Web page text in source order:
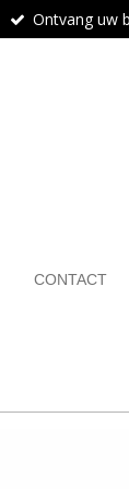
Ontvang uw
CONTACT